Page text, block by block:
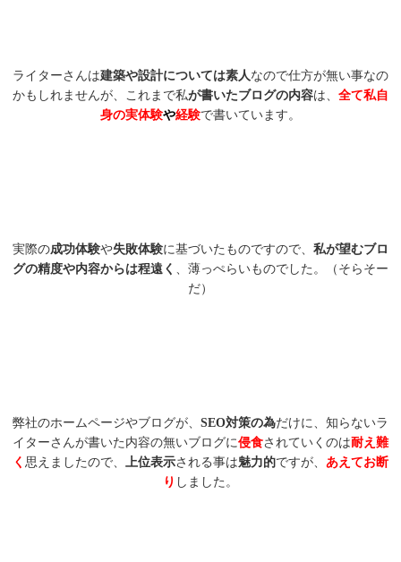
ライターさんは建築や設計については素人 なので仕方が無い事なの
かもしれませんが、これまで私が書いたブログの内容は、 全て私自
身の実体験や経験で書いています。
実際の成功体験や失敗体験に基づいたものですので、 私が望むブロ
グの精度や内容からは程遠く
、薄っぺらいものでした。（そらそー
だ）
弊社のホームページやブログが、 SEO対策の為だけに、知らないラ
イターさんが書いた内容の無いブログに侵食されていくのは耐え難
く 思えましたので、 上位表示される事は魅力的ですが、 あえてお断
り しました。